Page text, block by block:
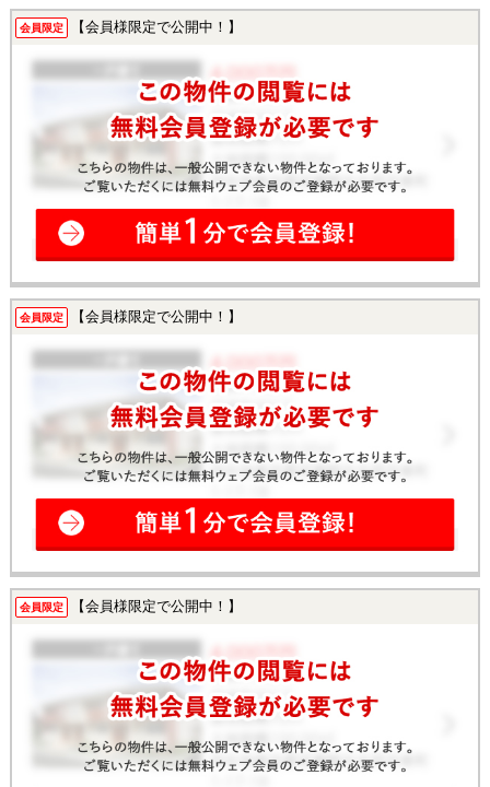
会員限定 【会員様限定で公開中！】
会員限定 【会員様限定で公開中！】
会員限定 【会員様限定で公開中！】